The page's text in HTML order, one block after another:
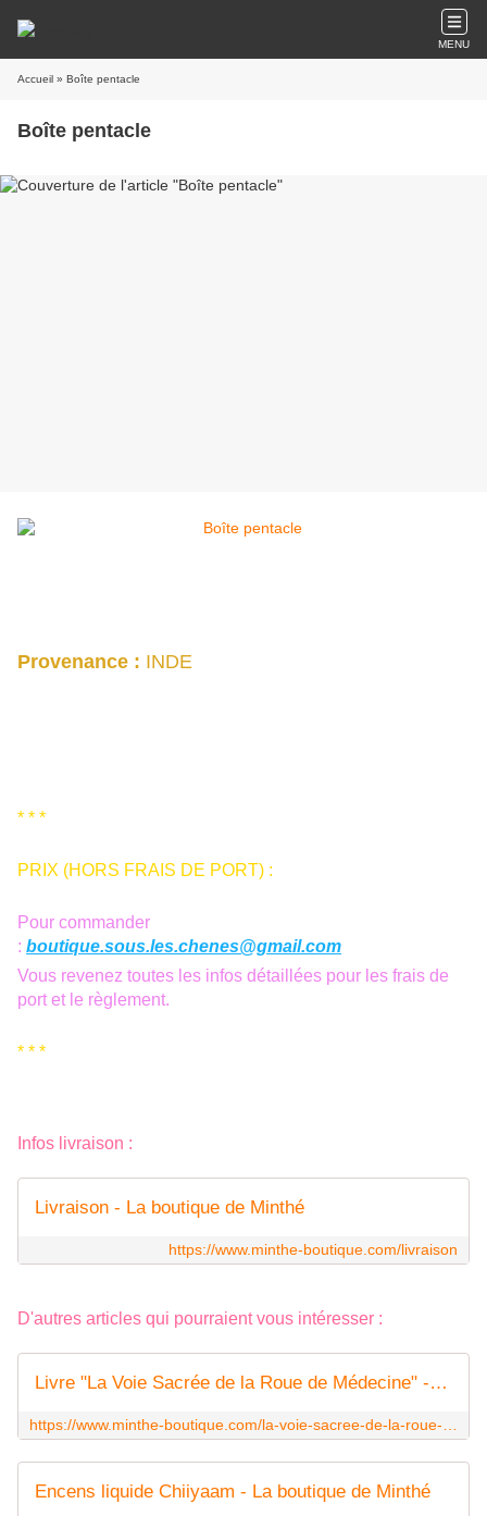
MENU
Accueil » Boîte pentacle
Boîte pentacle
Provenance : INDE
* * *
PRIX (HORS FRAIS DE PORT) :
Pour commander
: boutique.sous.les.chenes@gmail.com
Vous revenez toutes les infos détaillées pour les frais de
port et le règlement.
* * *
Infos livraison :
Livraison - La boutique de Minthé
https://www.minthe-boutique.com/livraison
D'autres articles qui pourraient vous intéresser :
Livre "La Voie Sacrée de la Roue de Médecine" - La boutique de Minthé
Encens liquide Chiiyaam - La boutique de Minthé